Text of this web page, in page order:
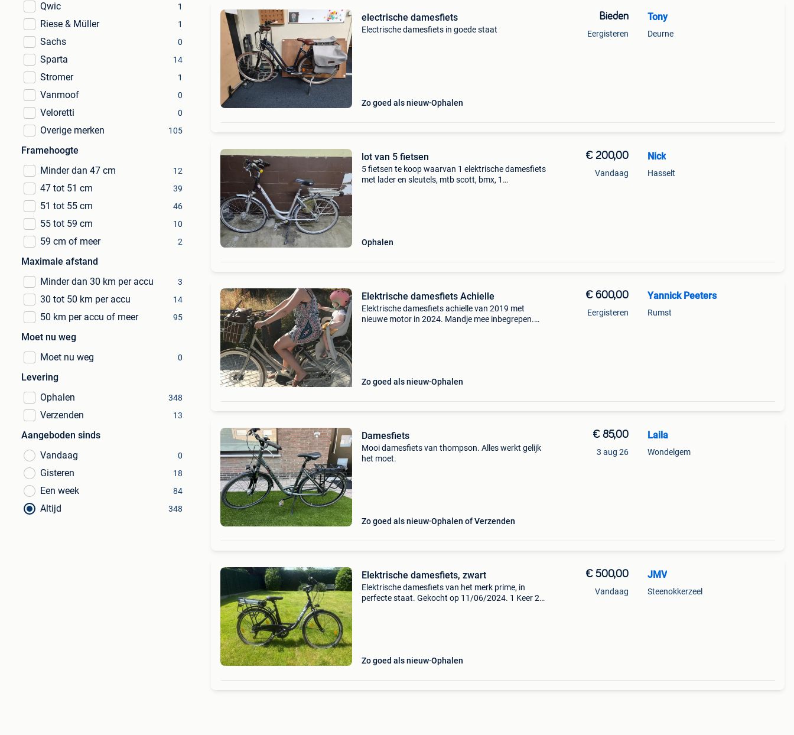
Qwic 1
Riese & Müller 1
Sachs 0
Sparta 14
Stromer 1
Vanmoof 0
Veloretti 0
Overige merken 105
Framehoogte
Minder dan 47 cm
12
47 tot 51 cm 39
51 tot 55 cm 46
55 tot 59 cm 10
59 cm of meer 2
Maximale afstand
Minder dan 30 km per accu
3
30 tot 50 km per accu 14
50 km per accu of meer 95
Moet nu weg
Moet nu weg
0
Levering
Ophalen
348
Verzenden 13
Aangeboden sinds
Vandaag
0
Gisteren 18
Een week 84
Altijd 348
electrische damesfiets
Electrische damesfiets in goede staat
Zo goed als nieuw Ophalen
Bieden
Eergisteren
Tony
Deurne
lot van 5 fietsen
5 fietsen te koop waarvan 1 elektrische damesfiets
met lader en sleutels, mtb scott, bmx, 1
Ophalen
€ 200,00
Vandaag
Nick
Hasselt
Elektrische damesfiets Achielle
Elektrische damesfiets achielle van 2019 met
nieuwe motor in 2024. Mandje mee inbegrepen.
Zo goed als nieuw Ophalen
€ 600,00
Eergisteren
Yannick Peeters
Rumst
Damesfiets
Mooi damesfiets van thompson. Alles werkt gelijk
het moet.
Zo goed als nieuw Ophalen of Verzenden
€ 85,00
3 aug 26
Laila
Wondelgem
Elektrische damesfiets, zwart
Elektrische damesfiets van het merk prime, in
perfecte staat. Gekocht op 11/06/2024. 1 Keer 20
Zo goed als nieuw Ophalen
€ 500,00
Vandaag
JMV
Steenokkerzeel